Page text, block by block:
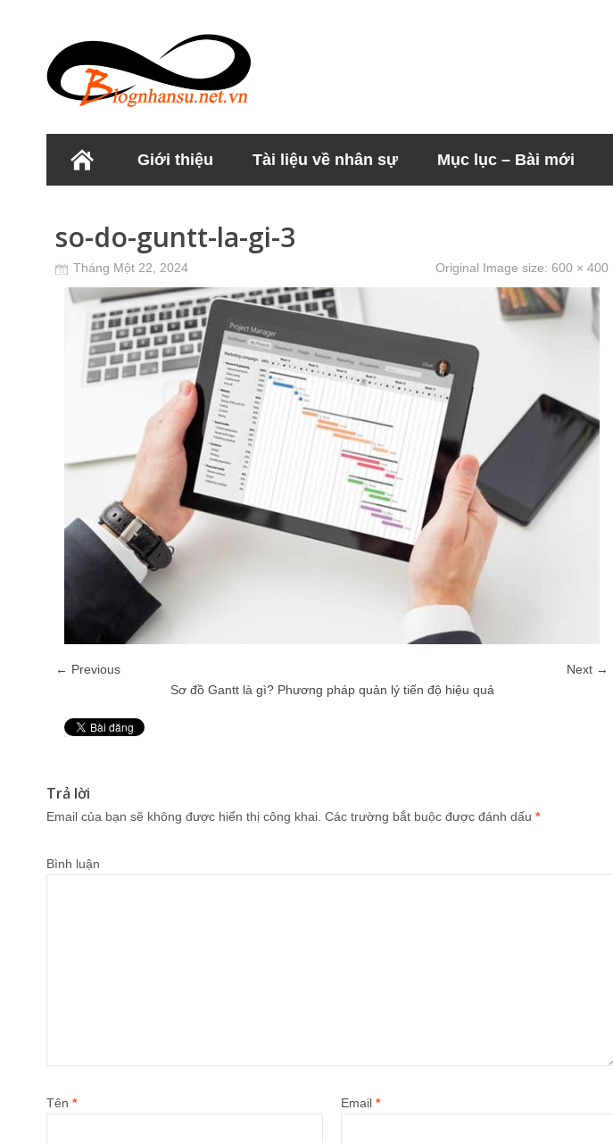
Giới thiệu Tài liệu về nhân sự Mục lục – Bài mới
so-do-guntt-la-gi-3
Tháng Một 22, 2024 Original Image size: 600 × 400
← Previous
Next →
Sơ đồ Gantt là gì? Phương pháp quản lý tiến độ hiệu quả
Trả lời
Email của bạn sẽ không được hiển thị công khai. Các trường bắt buộc được đánh dấu *
Bình luận
Tên * Email *